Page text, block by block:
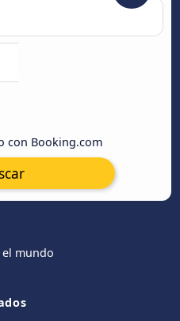
con Booking.com
mundo